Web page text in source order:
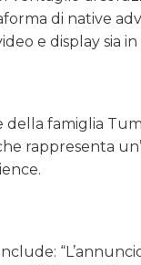
di native
e display sia
della famiglia
rappresenta